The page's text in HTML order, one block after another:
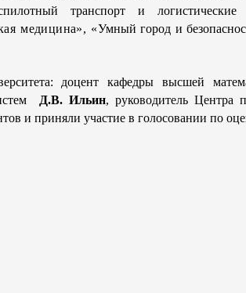
транспорт и
медицина», «Умный город и
доцент кафедры высшей
Д.В. Ильин, руководитель Центра
и приняли участие в голосовании по